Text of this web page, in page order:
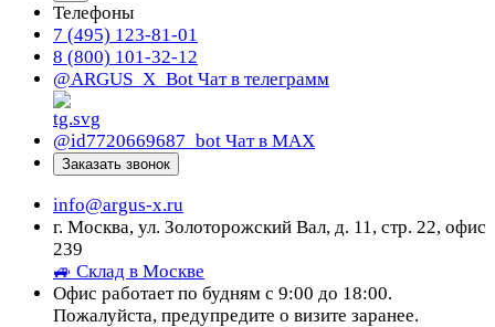
Телефоны
7 (495) 123-81-01
8 (800) 101-32-12
@ARGUS_X_Bot Чат в телеграмм
@id7720669687_bot Чат в МАХ
Заказать звонок
info@argus-x.ru
г. Москва, ул. Золоторожский Вал, д. 11, стр. 22, офис
239
🚙 Склад в Москве
Офис работает по будням с 9:00 до 18:00.
Пожалуйста, предупредите о визите заранее.